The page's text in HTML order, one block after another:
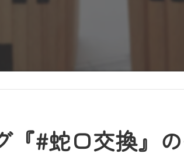
『#蛇口交換』